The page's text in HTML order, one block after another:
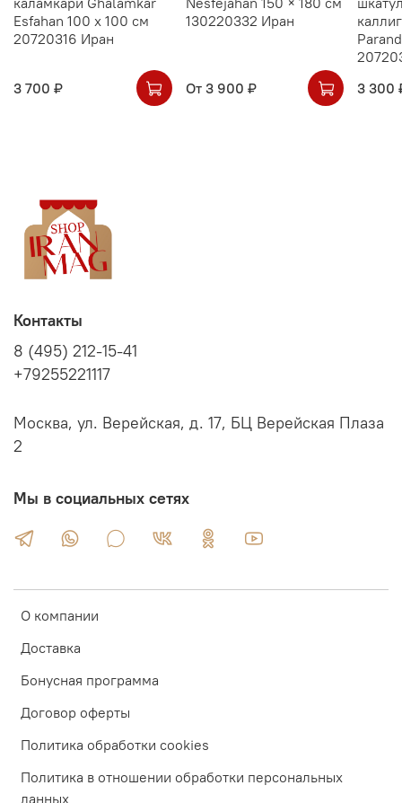
Esfahan 100 х 100 см
20720316 Иран
3 700 ₽
130220332 Иран
От 3 900 ₽
3 300
О компании
Доставка
Бонусная программа
Договор оферты
Политика обработки cookies
Политика в отношении обработки персональных
данных
Контакты
8 (495) 212-15-41
+79255221117
Москва, ул. Верейская, д. 17, БЦ Верейская Плаза
2
Мы в социальных сетях